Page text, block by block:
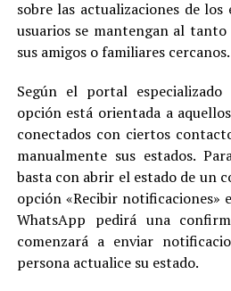
sobre las actualizaciones de
usuarios se mantengan al
sus amigos o familiares cercanos.
Según el portal
opción está orientada a
conectados con ciertos
manualmente sus estados.
basta con abrir el estado de un
opción «Recibir notificaciones»
WhatsApp pedirá una
comenzará a enviar
persona actualice su estado.